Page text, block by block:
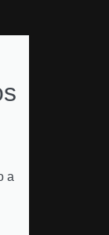
a